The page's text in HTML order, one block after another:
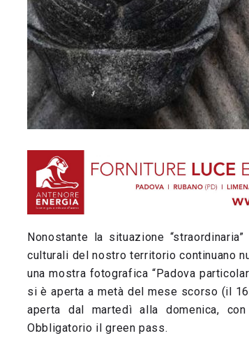
Nonostante la situazione
culturali del nostro territorio continuano
una mostra fotografica “Padova
si è aperta a metà del mese scorso (il
aperta dal martedì alla domenica,
Obbligatorio il green pass.